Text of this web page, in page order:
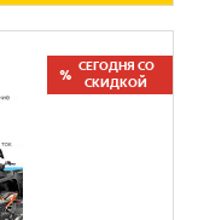
СЕГОДНЯ СО
СКИДКОЙ